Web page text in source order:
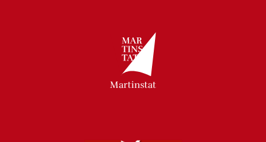
Martinstat